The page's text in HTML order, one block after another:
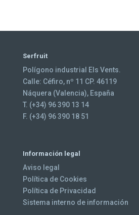
Serfruit
Polígono industrial Els Vents.
Calle: Céfiro, nº 11 CP. 46119
Náquera (Valencia), España
T. (+34) 96 390 13 14
F. (+34) 96 390 18 51
Información legal
Aviso legal
Política de Cookies
Política de Privacidad
Sistema interno de información